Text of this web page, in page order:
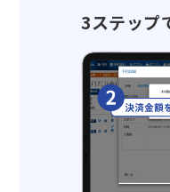
3ステップ